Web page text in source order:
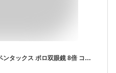
PENTAX タンクロー UP 8x25（ペンタックス ポロ双眼鏡 8倍 コンサート ライブ スポーツ観戦 安心の国内メーカー製 軽量 ケース ストラップ付）【メーカー直販】